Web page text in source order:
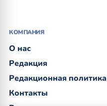
КОМПАНИЯ
О нас
Редакция
Редакционная политика
Контакты